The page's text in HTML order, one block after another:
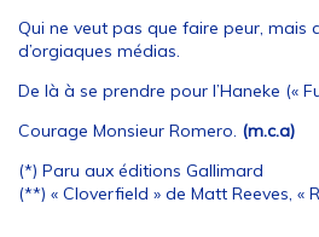
Qui ne veut pas que faire peur, mais
d’orgiaques médias.
De là à se prendre pour l’Haneke («
Courage Monsieur Romero. (m.c.a)
(*) Paru aux éditions Gallimard
(**) « Cloverfield » de Matt Reeves, «